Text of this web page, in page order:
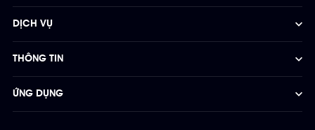
DỊCH VỤ
THÔNG TIN
ỨNG DỤNG